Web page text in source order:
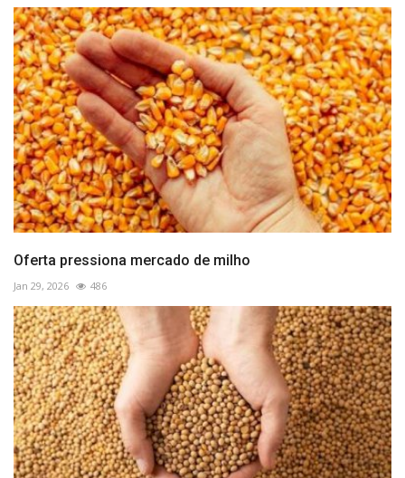
Oferta pressiona mercado de milho
Jan 29, 2026 486